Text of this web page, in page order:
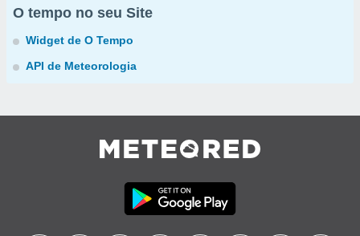
O tempo no seu Site
Widget de O Tempo
API de Meteorologia